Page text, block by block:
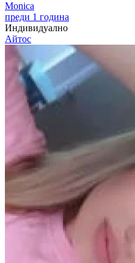
Monica
преди 1 година
Индивидуално
Айтос